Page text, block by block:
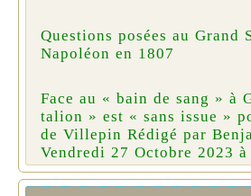
Questions posées au Grand
Napoléon en 1807
Face au « bain de sang » à
talion » est « sans issue »
de Villepin Rédigé par
Vendredi 27 Octobre 2023 à